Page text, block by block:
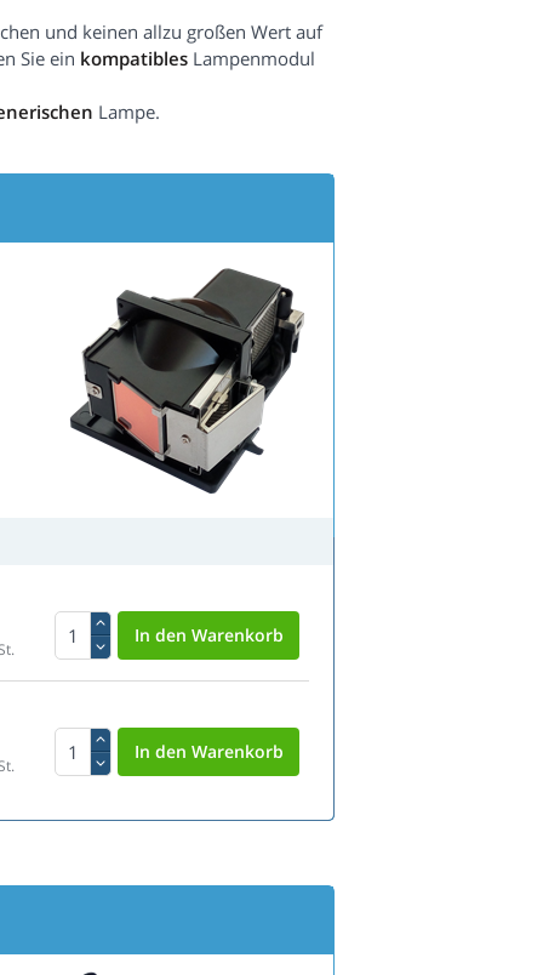
und keinen allzu großen Wert auf
Sie ein kompatibles Lampenmodul
Lampe.